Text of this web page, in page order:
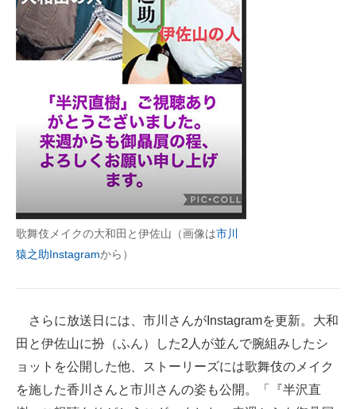
歌舞伎メイクの大和田と伊佐山（画像は市川
猿之助Instagramから）
さらに放送日には、市川さんがInstagramを更新。大和
田と伊佐山に扮（ふん）した2人が並んで腕組みしたシ
ョットを公開した他、ストーリーズには歌舞伎のメイク
を施した香川さんと市川さんの姿も公開。「『半沢直